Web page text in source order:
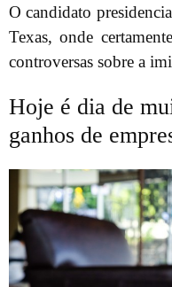
O candidato
Texas, onde
controversas sobre a
Hoje é dia de
ganhos de